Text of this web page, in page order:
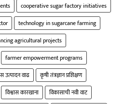
cooperative sugar factory initiatives
technology in sugarcane farming
agricultural projects
farmer empowerment programs
उत्पादन वाढ
कृषी तंत्रज्ञान प्रशिक्षण
विश्वास कारखाना
विकासाची नवी वाट